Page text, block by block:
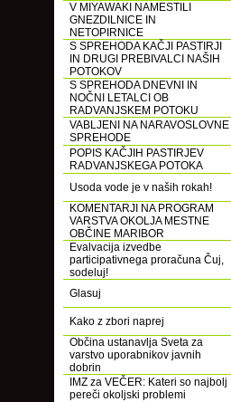
V MIYAWAKI NAMESTILI
GNEZDILNICE IN
NETOPIRNICE
S SPREHODA KAČJI PASTIRJI
IN DRUGI PREBIVALCI NAŠIH
POTOKOV
S SPREHODA DNEVNI IN
NOČNI LETALCI OB
RADVANJSKEM POTOKU
VABLJENI NA NARAVOSLOVNE
SPREHODE
POPIS KAČJIH PASTIRJEV
RADVANJSKEGA POTOKA
Usoda vode je v naših rokah!
KOMENTARJI NA PROGRAM
VARSTVA OKOLJA MESTNE
OBČINE MARIBOR
Evalvacija izvedbe
participativnega proračuna Čuj,
sodeluj!
Glasuj
Kako z zbori naprej
Občina ustanavlja Sveta za
varstvo uporabnikov javnih
dobrin
IMZ za VEČER: Kateri so najbolj
pereči okoljski problemi